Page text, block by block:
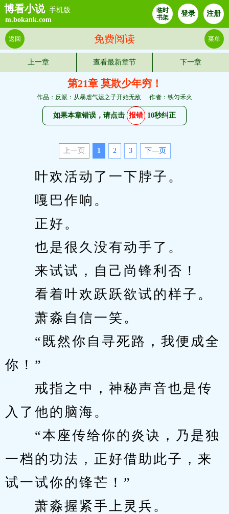
博看小说 手机版
m.bokank.com
临时
书架
登录 注册
免费阅读
返回 菜单
上一章 查看最新章节 下一章
第21章 莫欺少年穷！
作品：反派：从暴虐气运之子开始无敌 作者：铁匀禾火
如果本章错误，请点击 报错 10秒纠正
上一页 1 2 3 下—页
叶欢活动了一下脖子。
嘎巴作响。
正好。
也是很久没有动手了。
来试试，自己尚锋利否！
看着叶欢跃跃欲试的样子。
萧淼自信一笑。
“既然你自寻死路，我便成全
你！”
戒指之中，神秘声音也是传
入了他的脑海。
“本座传给你的炎诀，乃是独
一档的功法，正好借助此子，来
试一试你的锋芒！”
萧淼握紧手上灵兵。